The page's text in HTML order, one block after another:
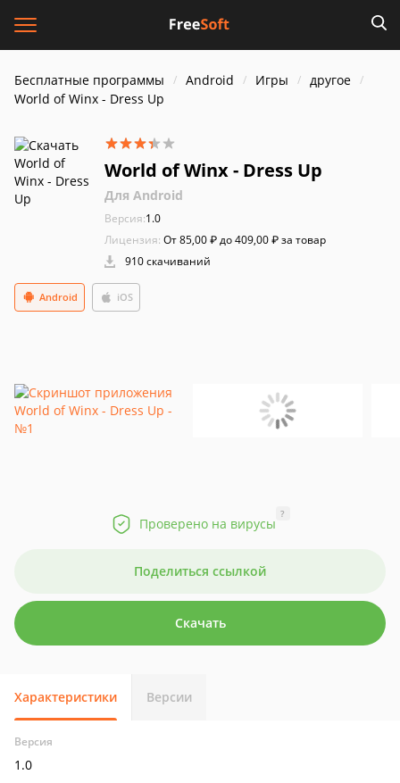
Бесплатные программы Android Игры
другое
World of Winx - Dress Up
World of Winx - Dress Up
Для Android
Версия:1.0
Лицензия: От 85,00 ₽ до 409,00 ₽ за товар
910 скачиваний
Android iOS
Проверено на вирусы
?
Поделиться ссылкой
Скачать
Характеристики Версии
Версия
1.0